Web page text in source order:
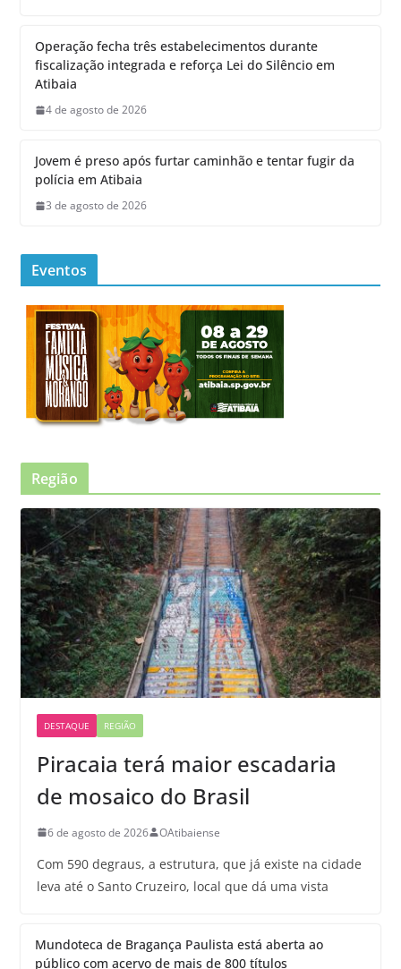
Operação fecha três estabelecimentos durante
fiscalização integrada e reforça Lei do Silêncio em
Atibaia
4 de agosto de 2026
Jovem é preso após furtar caminhão e tentar fugir da
polícia em Atibaia
3 de agosto de 2026
Eventos
Região
DESTAQUE REGIÃO
Piracaia terá maior escadaria
de mosaico do Brasil
6 de agosto de 2026 OAtibaiense
Com 590 degraus, a estrutura, que já existe na cidade
leva até o Santo Cruzeiro, local que dá uma vista
Mundoteca de Bragança Paulista está aberta ao
público com acervo de mais de 800 títulos